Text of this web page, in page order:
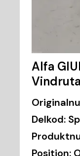
Alfa
Vindruta
Delkod:
Position: